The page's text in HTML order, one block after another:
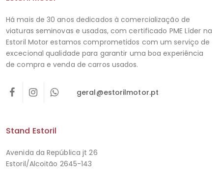
Há mais de 30 anos dedicados à comercialização de
viaturas seminovas e usadas, com certificado PME Líder na
Estoril Motor estamos comprometidos com um serviço de
excecional qualidade para garantir uma boa experiência
de compra e venda de carros usados.
geral@estorilmotor.pt
Stand Estoril
Avenida da República jt 26
Estoril/Alcoitão 2645-143